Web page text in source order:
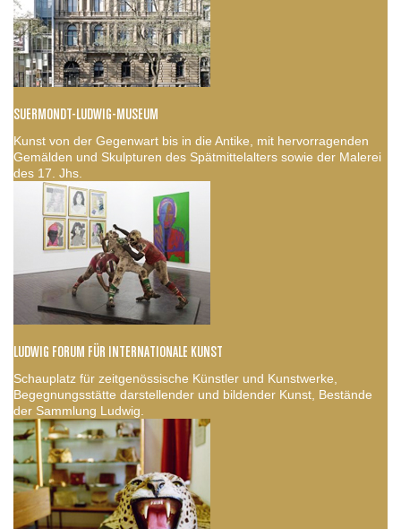
SUERMONDT-LUDWIG-MUSEUM
Kunst von der Gegenwart bis in die Antike, mit hervorragenden
Gemälden und Skulpturen des Spätmittelalters sowie der Malerei
des 17. Jhs.
LUDWIG FORUM FÜR INTERNATIONALE KUNST
Schauplatz für zeitgenössische Künstler und Kunstwerke,
Begegnungsstätte darstellender und bildender Kunst, Bestände
der Sammlung Ludwig.